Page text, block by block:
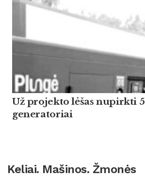
Už projekto lėšas nupirkti 5
generatoriai
Keliai. Mašinos. Žmonės